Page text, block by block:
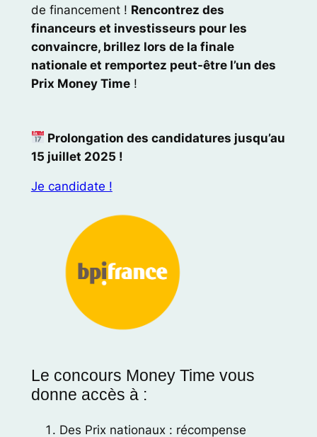
de financement ! Rencontrez des
financeurs et investisseurs pour les
convaincre, brillez lors de la finale
nationale et remportez peut-être l’un des
Prix Money Time!
Prolongation des candidatures jusqu’au
15 juillet 2025 !
Je candidate !
Le concours Money Time vous
donne accès à :
Des Prix nationaux : récompense